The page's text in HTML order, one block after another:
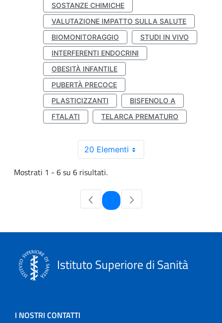
SOSTANZE CHIMICHE
VALUTAZIONE IMPATTO SULLA SALUTE
BIOMONITORAGGIO
STUDI IN VIVO
INTERFERENTI ENDOCRINI
OBESITÀ INFANTILE
PUBERTÀ PRECOCE
PLASTICIZZANTI
BISFENOLO A
FTALATI
TELARCA PREMATURO
20 Elementi
Mostrati 1 - 6 su 6 risultati.
Pagina
Istituto Superiore di Sanità
I NOSTRI CONTATTI